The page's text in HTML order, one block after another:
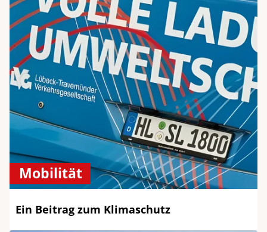
Mobilität
Ein Beitrag zum Klimaschutz